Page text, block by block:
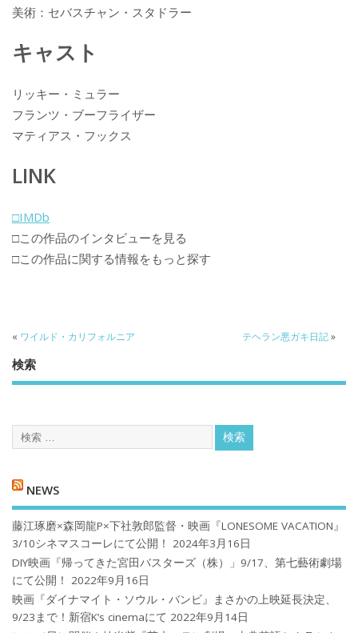
美術：セバスチャン・スタドラー
キャスト
リッキー・ミュラー
フランツ・ブーフライザー
マティアス・フックス
LINK
□IMDb
□この作品のインタビューを見る
□この作品に関する情報をもっと探す
« ワイルド・カリフォルニア テヘラン悪ガキ日記»
検索
NEWS
藤江琢磨×森岡龍P×下社敦郎監督・映画『LONESOME VACATION』
3/10シネマスコーレにて公開！
2024年3月16日
DIY映画『帰ってきた宮田バスターズ（株）」9/17、第七藝術劇場
にて公開！
2022年9月16日
映画『ダイナマイト・ソウル・バンビ』まさかの上映延長決定、
9/23まで！新宿K’s cinemaにて 2022年9月14日